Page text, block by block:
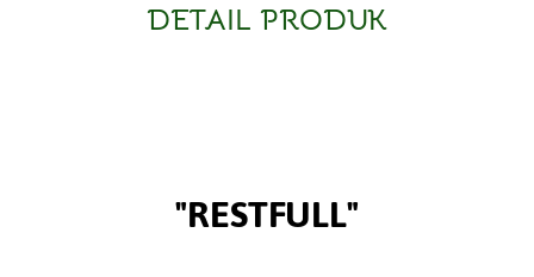
DETAIL PRODUK
"RESTFULL"